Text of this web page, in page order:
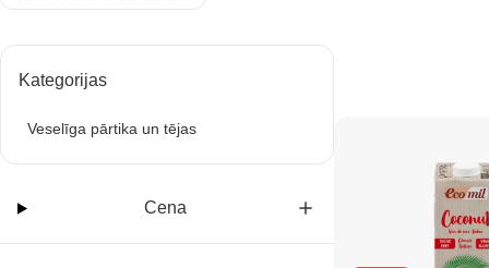
Kategorijas
Veselīga pārtika un tējas
Cena